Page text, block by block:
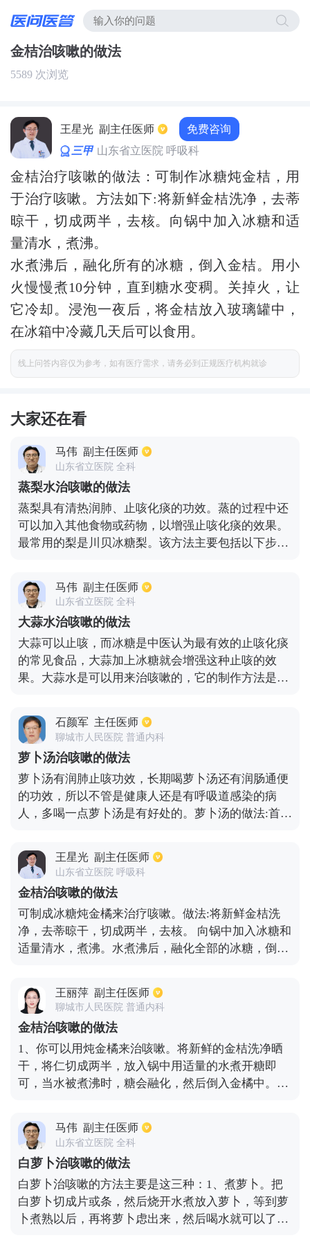
金桔治咳嗽的做法
5589 次浏览
王星光 副主任医师 免费咨询
三甲 山东省立医院 呼吸科
金桔治疗咳嗽的做法：可制作冰糖炖金桔，用
于治疗咳嗽。方法如下:将新鲜金桔洗净，去蒂
晾干，切成两半，去核。向锅中加入冰糖和适
量清水，煮沸。
水煮沸后，融化所有的冰糖，倒入金桔。用小
火慢慢煮10分钟，直到糖水变稠。关掉火，让
它冷却。浸泡一夜后，将金桔放入玻璃罐中，
在冰箱中冷藏几天后可以食用。
线上问答内容仅为参考，如有医疗需求，请务必到正规医疗机构就诊
大家还在看
马伟 副主任医师
山东省立医院 全科
蒸梨水治咳嗽的做法
蒸梨具有清热润肺、止咳化痰的功效。蒸的过程中还
可以加入其他食物或药物，以增强止咳化痰的效果。
最常用的梨是川贝冰糖梨。该方法主要包括以下步骤:
贴上梨盖，将梨盖放入碗中，在水中蒸10分钟，关
火，趁热喝清蒸汤。每天吃一次梨，具有很好的止咳
效果。需要特别提醒的是，川贝冰糖梨不适合风寒咳
嗽的人。
马伟 副主任医师
山东省立医院 全科
大蒜水治咳嗽的做法
大蒜可以止咳，而冰糖是中医认为最有效的止咳化痰
的常见食品，大蒜加上冰糖就会增强这种止咳的效
果。大蒜水是可以用来治咳嗽的，它的制作方法是用
煎服。具体是以下做法：1.把大蒜切成薄片；2.把大
蒜与冰糖放入蒸盅内；3.加入适量水，水量约蒸盅高
度的三分之二。4.把蒸盅放入蒸锅中去蒸，大火烧开
后转小火，再蒸15分钟即可。注意此时大蒜水的颜色
会有些淡绿的颜色。蒸好后取出，放温饮用。
石颜军 主任医师
聊城市人民医院 普通内科
萝卜汤治咳嗽的做法
萝卜汤有润肺止咳功效，长期喝萝卜汤还有润肠通便
的功效，所以不管是健康人还是有呼吸道感染的病
人，多喝一点萝卜汤是有好处的。萝卜汤的做法:首先
干枣放入锅里，高压锅煮20分钟即可，萝卜汤可以趁
热喝。另外也可以直接清煮萝卜，大概煮10分钟就可
以了，可以和萝卜一起食用，有很好的润肠、通便止
咳功效。萝卜汤治疗咳嗽，虽然是一种食疗方法，却
有很好的辅助调理功效，同时萝卜汤还可以预防感
冒。
王星光 副主任医师
山东省立医院 呼吸科
金桔治咳嗽的做法
可制成冰糖炖金橘来治疗咳嗽。做法:将新鲜金桔洗
净，去蒂晾干，切成两半，去核。 向锅中加入冰糖和
适量清水，煮沸。水煮沸后，融化全部的冰糖，倒入
箱中冷藏几天后再食用。
王丽萍 副主任医师
聊城市人民医院 普通内科
金桔治咳嗽的做法
1、你可以用炖金橘来治咳嗽。将新鲜的金桔洗净晒
干，将仁切成两半，放入锅中用适量的水煮开糖即
可，当水被煮沸时，糖会融化，然后倒入金橘中。轻
金橘放入玻璃罐中，冷藏几天后再上桌。2、金橘蜂
蜜茶，准备三片或四片金橘，放入杯中。喝水时用蜂
蜜调味。
马伟 副主任医师
山东省立医院 全科
白萝卜治咳嗽的做法
白萝卜治咳嗽的方法主要是这三种：1、煮萝卜。把
白萝卜切成片或条，然后烧开水煮放入萝卜，等到萝
卜煮熟以后，再将萝卜虑出来，然后喝水就可以了，